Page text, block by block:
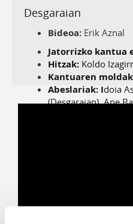
Desgaraian
Bideoa: Erik Aznal
Jatorrizko
Hitzak: Koldo
Kantuaren
Abeslariak: Idoia
(Desgaraian), Ane